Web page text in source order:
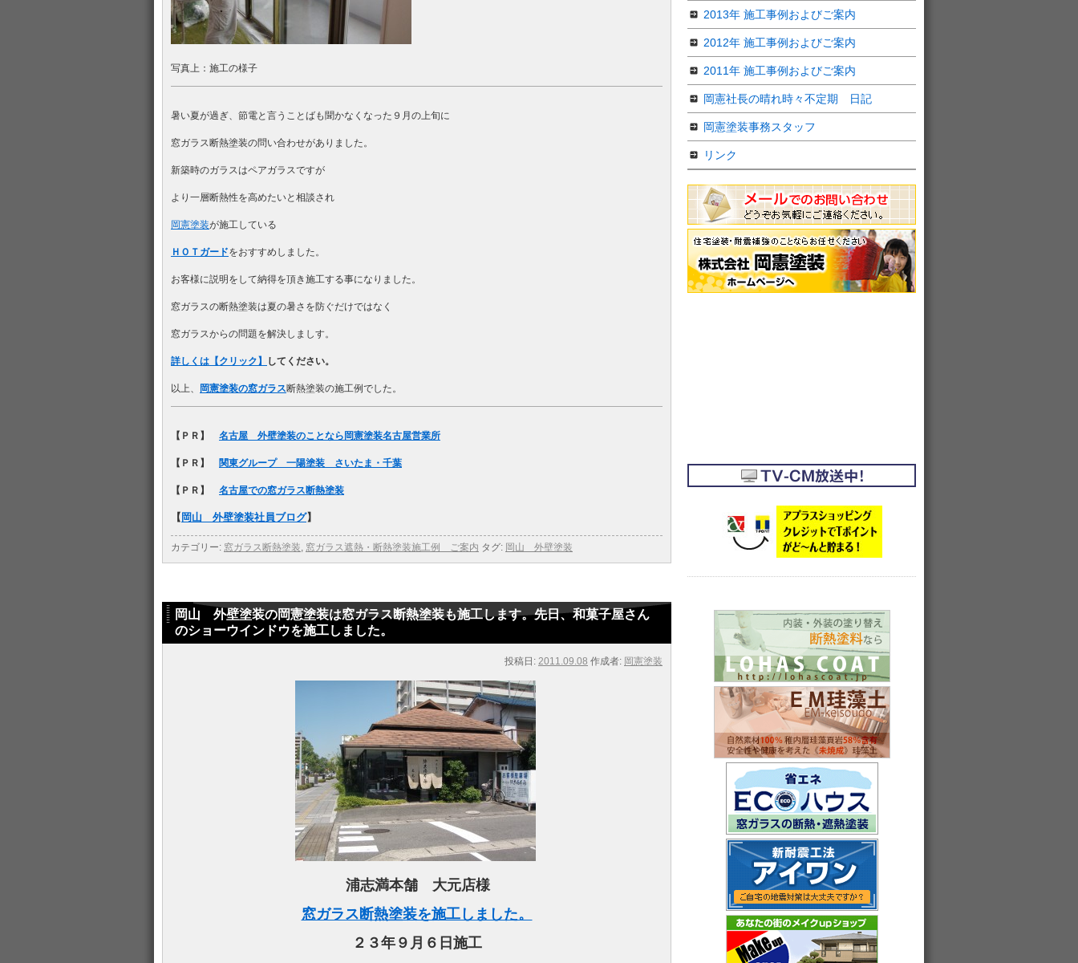
写真上：施工の様子
暑い夏が過ぎ、節電と言うことばも聞かなくなった９月の上旬に
窓ガラス断熱塗装の問い合わせがありました。
新築時のガラスはペアガラスですが
より一層断熱性を高めたいと相談され
岡憲塗装が施工している
ＨＯＴガードをおすすめしました。
お客様に説明をして納得を頂き施工する事になりました。
窓ガラスの断熱塗装は夏の暑さを防ぐだけではなく
窓ガラスからの問題を解決しましす。
詳しくは【クリック】 してください。
以上、 岡憲塗装の窓ガラス断熱塗装の施工例でした。
【ＰＲ】 名古屋 外壁塗装のことなら岡憲塗装名古屋営業所
【ＰＲ】 関東グループ 一陽塗装 さいたま・千葉
【ＰＲ】 名古屋での窓ガラス断熱塗装
【 岡山 外壁塗装社員ブログ】
カテゴリー: 窓ガラス断熱塗装, 窓ガラス遮熱・断熱塗装施工例 ご案内 タグ: 岡山 外壁塗装
岡山 外壁塗装の岡憲塗装は窓ガラス断熱塗装も施工します。先日、和菓子屋さん
のショーウインドウを施工しました。
投稿日: 2011.09.08 作成者: 岡憲塗装
浦志満本舗 大元店様
窓ガラス断熱塗装を施工しました。
２３年９月６日施工
2013年 施工事例およびご案内
2012年 施工事例およびご案内
2011年 施工事例およびご案内
岡憲社長の晴れ時々不定期 日記
岡憲塗装事務スタッフ
リンク